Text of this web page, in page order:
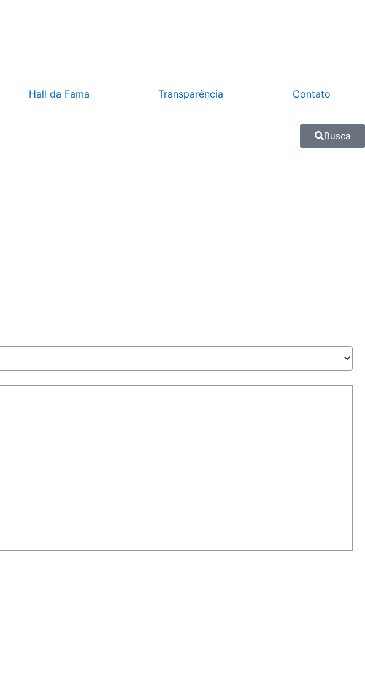
Hall da Fama Transparência Contato
Busca